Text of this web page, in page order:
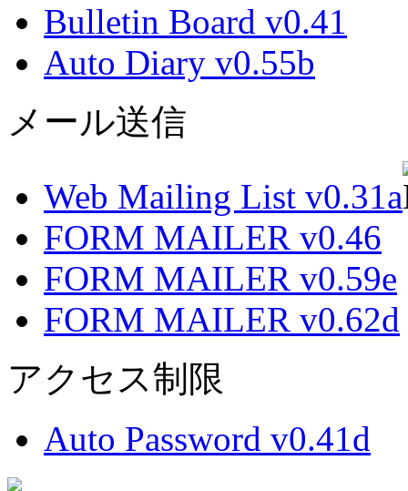
Bulletin Board v0.41
Auto Diary v0.55b
メール送信
Web Mailing List v0.31a
FORM MAILER v0.46
FORM MAILER v0.59e
FORM MAILER v0.62d
アクセス制限
Auto Password v0.41d